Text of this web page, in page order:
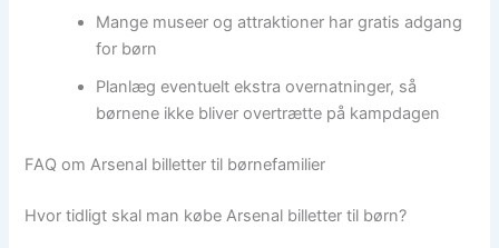
Mange museer og attraktioner har gratis adgang
for børn
Planlæg eventuelt ekstra overnatninger, så
børnene ikke bliver overtrætte på kampdagen
FAQ om Arsenal billetter til børnefamilier
Hvor tidligt skal man købe Arsenal billetter til børn?